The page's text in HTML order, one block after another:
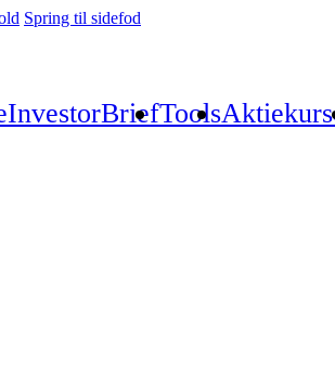
Spring til sidefod
InvestorBriefTools